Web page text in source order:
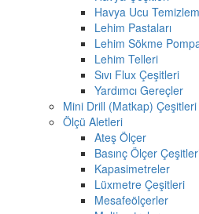
Havya Ucu
Lehim Pastaları
Lehim Sökme
Lehim Telleri
Sıvı Flux Çeşitleri
Yardımcı Gereçler
Mini Drill (Matkap) Çeşitleri
Ölçü Aletleri
Ateş Ölçer
Basınç Ölçer
Kapasimetreler
Lüxmetre Çeşitleri
Mesafeölçerler